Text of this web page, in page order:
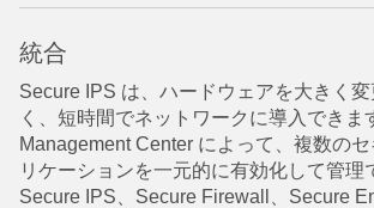
統合
Secure IPS は、ハードウェアを大きく
く、短時間でネットワークに導入できま
Management Center によって、複数の
リケーションを一元的に有効化して管理
Secure IPS、Secure Firewall、Secure